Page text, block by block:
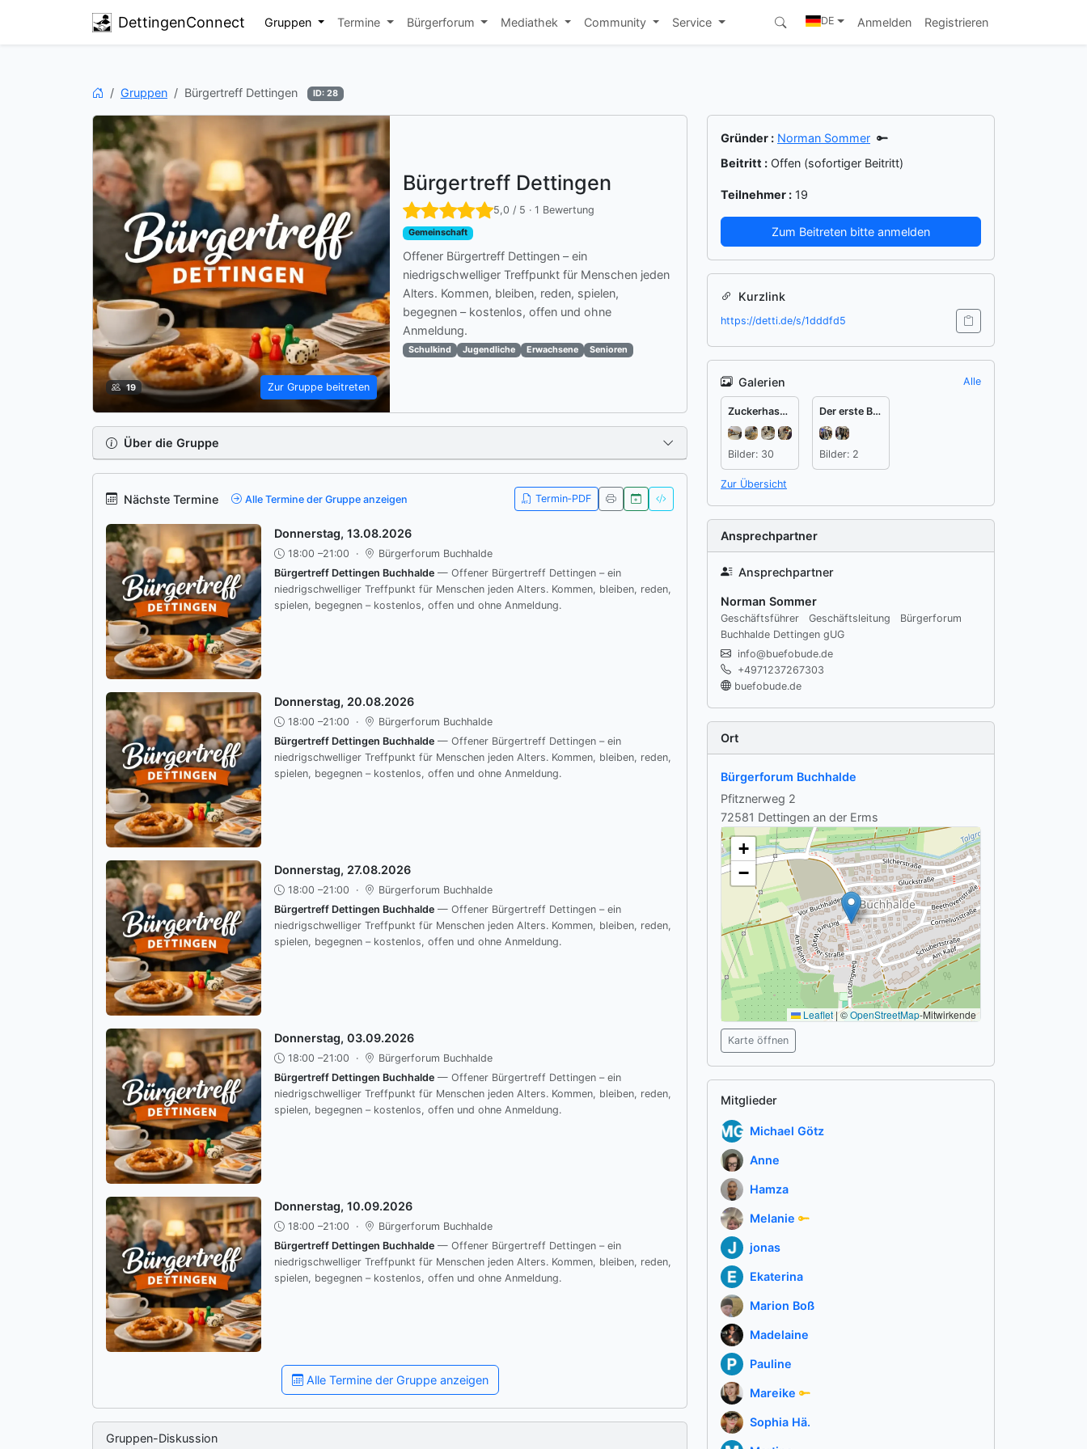
DettingenConnect Gruppen Termine Bürgerforum Mediathek Community Service DE Anmelden Registrieren
Startseite
Gruppen Bürgertreff Dettingen ID: 28
19 Zur Gruppe beitreten
Bürgertreff Dettingen
5,0 / 5 · 1 Bewertung
Gemeinschaft
Offener Bürgertreff Dettingen – ein
niedrigschwelliger Treffpunkt für Menschen jeden
Alters. Kommen, bleiben, reden, spielen,
begegnen – kostenlos, offen und ohne
Anmeldung.
Schulkind Jugendliche Erwachsene Senioren
Über die Gruppe Umschalten
Nächste Termine Alle Termine der Gruppe anzeigen Termin‑PDF
Donnerstag, 13.08.2026
18:00 –21:00 ·
Bürgerforum Buchhalde
Bürgertreff Dettingen Buchhalde — Offener Bürgertreff Dettingen – ein
niedrigschwelliger Treffpunkt für Menschen jeden Alters. Kommen, bleiben, reden,
spielen, begegnen – kostenlos, offen und ohne Anmeldung.
Donnerstag, 20.08.2026
18:00 –21:00 ·
Bürgerforum Buchhalde
Bürgertreff Dettingen Buchhalde — Offener Bürgertreff Dettingen – ein
niedrigschwelliger Treffpunkt für Menschen jeden Alters. Kommen, bleiben, reden,
spielen, begegnen – kostenlos, offen und ohne Anmeldung.
Donnerstag, 27.08.2026
18:00 –21:00 ·
Bürgerforum Buchhalde
Bürgertreff Dettingen Buchhalde — Offener Bürgertreff Dettingen – ein
niedrigschwelliger Treffpunkt für Menschen jeden Alters. Kommen, bleiben, reden,
spielen, begegnen – kostenlos, offen und ohne Anmeldung.
Donnerstag, 03.09.2026
18:00 –21:00 ·
Bürgerforum Buchhalde
Bürgertreff Dettingen Buchhalde — Offener Bürgertreff Dettingen – ein
niedrigschwelliger Treffpunkt für Menschen jeden Alters. Kommen, bleiben, reden,
spielen, begegnen – kostenlos, offen und ohne Anmeldung.
Donnerstag, 10.09.2026
18:00 –21:00 ·
Bürgerforum Buchhalde
Bürgertreff Dettingen Buchhalde — Offener Bürgertreff Dettingen – ein
niedrigschwelliger Treffpunkt für Menschen jeden Alters. Kommen, bleiben, reden,
spielen, begegnen – kostenlos, offen und ohne Anmeldung.
Alle Termine der Gruppe anzeigen
Gruppen-Diskussion
Gründer : Norman Sommer
Beitritt : Offen (sofortiger Beitritt)
Teilnehmer : 19
Zum Beitreten bitte anmelden
Kurzlink
https://detti.de/s/1dddfd5
Galerien Alle
Zuckerhasengieße mit Hebbe
Bilder: 30
Der erste Bürgertreff in der Buchhalde 2026
Bilder: 2
Zur Übersicht
Ansprechpartner
Ansprechpartner
Norman Sommer
Geschäftsführer Geschäftsleitung
Bürgerforum
Buchhalde Dettingen gUG
info@buefobude.de
+4971237267303
buefobude.de
Ort
Bürgerforum Buchhalde
Pfitznerweg 2
72581 Dettingen an der Erms
+
−
Leaflet|©OpenStreetMap-Mitwirkende
Karte öffnen
Mitglieder
Michael Götz
Anne
Hamza
Melanie
jonas
Ekaterina
Marion Boß
Madelaine
Pauline
Mareike
Sophia Hä.